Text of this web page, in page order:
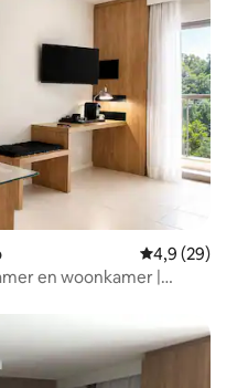
Gemiddelde
4,9 (29)
en woonkamer |